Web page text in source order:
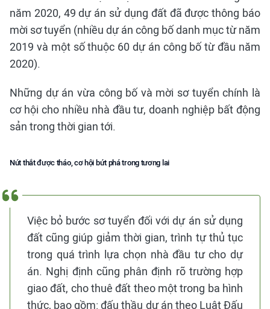
năm 2020, 49 dự án sử dụng đất đã được thông báo
mời sơ tuyển (nhiều dự án công bố danh mục từ năm
2019 và một số thuộc 60 dự án công bố từ đầu năm
2020).
Những dự án vừa công bố và mời sơ tuyển chính là
cơ hội cho nhiều nhà đầu tư, doanh nghiệp bất động
sản trong thời gian tới.
Nút thắt được tháo, cơ hội bứt phá trong tương lai
Việc bỏ bước sơ tuyển đối với dự án sử dụng
đất cũng giúp giảm thời gian, trình tự thủ tục
trong quá trình lựa chọn nhà đầu tư cho dự
án. Nghị định cũng phân định rõ trường hợp
giao đất, cho thuê đất theo một trong ba hình
thức, bao gồm: đấu thầu dự án theo Luật Đấu